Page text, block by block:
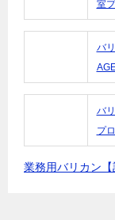
室
バ
バ
プ
業務用バリカン【